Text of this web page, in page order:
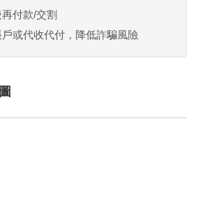
付款/交割
或代收代付，降低詐騙風險